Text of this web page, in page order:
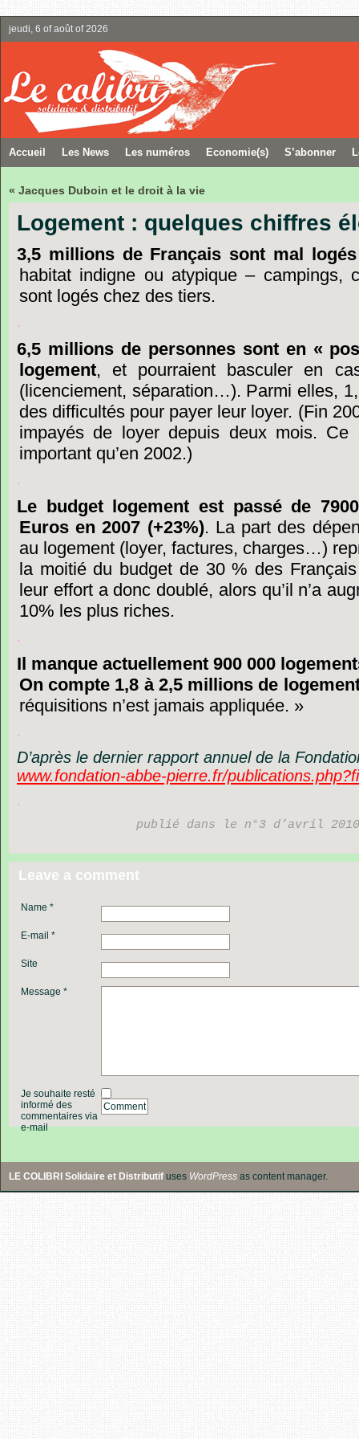
jeudi, 6 of août of 2026
Accueil Les News Les numéros Economie(s) S’abonner
« Jacques Duboin et le droit à la vie
Logement : quelques chiffres
3,5 millions de Français sont mal logés
habitat indigne ou atypique– campings,
sont logés chez des tiers.
.
6,5 millions de personnes sont en «
logement, et pourraient basculer en
(licenciement, séparation…). Parmi elles,
des difficultés pour payer leur loyer. (Fin
impayés de loyer depuis deux mois. Ce
important qu’en 2002.)
.
Le budget logement est passé de 7900
Euros en 2007 (+23%). La part des
au logement (loyer, factures, charges…)
la moitié du budget de 30 % des Français
leur effort a donc doublé, alors qu’il n’a
10% les plus riches.
.
Il manque actuellement 900 000
On compte 1,8 à 2,5 millions de
réquisitions n’est jamais appliquée. »
.
D’après le dernier rapport annuel de la
www.fondation-abbe-pierre.fr/
.
publié dans le n°3 d’avril
Leave a comment
Name *
E-mail *
Site
Message *
Je souhaite resté
informé des
commentaires via
e-mail
Comment
LE COLIBRI Solidaire et Distributif uses WordPress as content manager.